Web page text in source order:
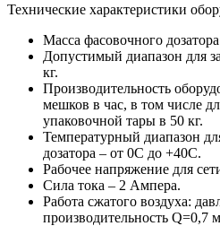
Технические характеристики
Масса фасовочного
Допустимый диапазон для
кг.
Производительность
мешков в час, в том числе
упаковочной тары в 50 кг.
Температурный диапазон
дозатора – от 0С до +40С.
Рабочее напряжение для
Сила тока – 2 Ампера.
Работа сжатого воздуха:
производительность Q=0,7